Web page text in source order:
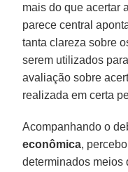
mais do que acertar
parece central
tanta clareza sobre
serem utilizados
avaliação sobre
realizada em certa
Acompanhando o
econômica,
determinados meios